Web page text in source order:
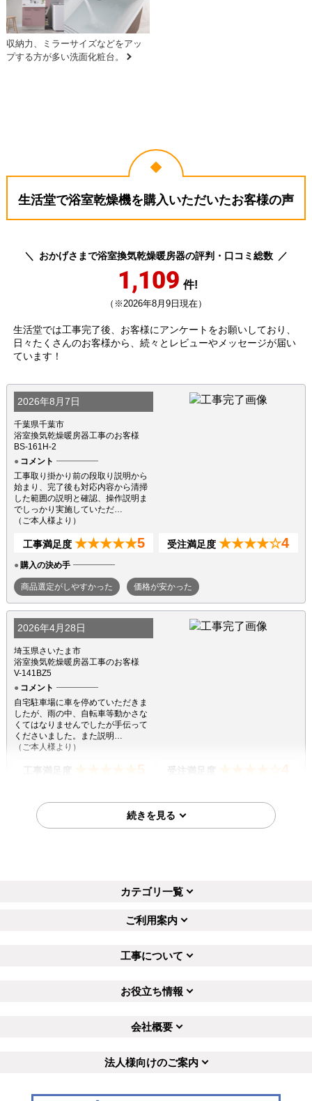
収納力、ミラーサイズなどをアッ
プする方が多い洗面化粧台。
生活堂で浴室乾燥機を購入いただいたお客様の声
おかげさまで浴室換気乾燥暖房器の評判・口コミ総数
1,109 件!
（※2026年8月9日現在）
生活堂では工事完了後、お客様にアンケートをお願いしており、
日々たくさんのお客様から、続々とレビューやメッセージが届い
ています！
2026年8月7日
千葉県千葉市
浴室換気乾燥暖房器工事のお客様
BS-161H-2
コメント
工事取り掛かり前の段取り説明から
始まり、完了後も対応内容から清掃
した範囲の説明と確認、操作説明ま
でしっかり実施していただ…
（ご本人様より）
工事満足度 ★★★★★5 受注満足度 ★★★★☆4
購入の決め手
商品選定がしやすかった 価格が安かった
2026年4月28日
埼玉県さいたま市
浴室換気乾燥暖房器工事のお客様
V-141BZ5
コメント
自宅駐車場に車を停めていただきま
したが、雨の中、自転車等動かさな
くてはなりませんでしたが手伝って
くださいました。また説明…
（ご本人様より）
★★★★★ 5 ★★★★☆ 4
価格が安かった
浴室換気乾燥暖房器工事のお客様
事前に到着時間をお知らせくださっ
た、施工もスムーズに行って下さ
り、早く終わったので助かりま…
★★★★★5 受注満足度
カテゴリ一覧
ご利用案内
工事について
お役立ち情報
会社概要
法人様向けのご案内